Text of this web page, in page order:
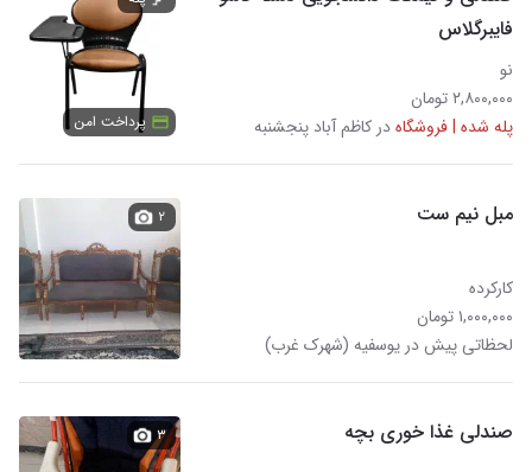
فایبرگلاس
نو
۲,۸۰۰,۰۰۰ تومان
پله شده | فروشگاهدر کاظم آباد پنجشنبه پرداخت امن
مبل نیم ست
کارکرده
۱,۰۰۰,۰۰۰ تومان
لحظاتی پیش در یوسفیه (شهرک غرب)
۲
صندلی غذا خوری بچه ۳